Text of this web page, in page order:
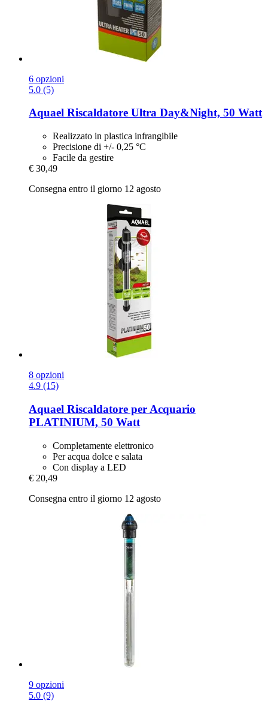
6 opzioni
5.0 (5)
Aquael Riscaldatore Ultra Day&Night, 50 Watt
Realizzato in plastica infrangibile
Precisione di +/- 0,25 °C
Facile da gestire
€ 30,49
Consegna entro il giorno 12 agosto
8 opzioni
4.9 (15)
Aquael Riscaldatore per Acquario
PLATINIUM, 50 Watt
Completamente elettronico
Per acqua dolce e salata
Con display a LED
€ 20,49
Consegna entro il giorno 12 agosto
9 opzioni
5.0 (9)